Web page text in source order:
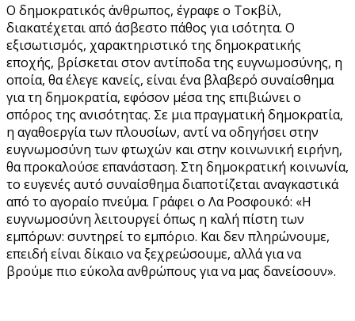
Ο δημοκρατικός άνθρωπος, έγραφε ο Τοκβίλ,
διακατέχεται από άσβεστο πάθος για ισότητα. Ο
εξισωτισμός, χαρακτηριστικό της δημοκρατικής
εποχής, βρίσκεται στον αντίποδα της ευγνωμοσύνης, η
οποία, θα έλεγε κανείς, είναι ένα βλαβερό συναίσθημα
για τη δημοκρατία, εφόσον μέσα της επιβιώνει ο
σπόρος της ανισότητας. Σε μια πραγματική δημοκρατία,
η αγαθοεργία των πλουσίων, αντί να οδηγήσει στην
ευγνωμοσύνη των φτωχών και στην κοινωνική ειρήνη,
θα προκαλούσε επανάσταση. Στη δημοκρατική κοινωνία,
το ευγενές αυτό συναίσθημα διαποτίζεται αναγκαστικά
από το αγοραίο πνεύμα. Γράφει ο Λα Ροσφουκό: «Η
ευγνωμοσύνη λειτουργεί όπως η καλή πίστη των
εμπόρων: συντηρεί το εμπόριο. Και δεν πληρώνουμε,
επειδή είναι δίκαιο να ξεχρεώσουμε, αλλά για να
βρούμε πιο εύκολα ανθρώπους για να μας δανείσουν».